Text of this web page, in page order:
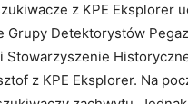
z KPE Eksplorer
Grupy Detektorystów
Stowarzyszenie
z KPE Eksplorer. Na